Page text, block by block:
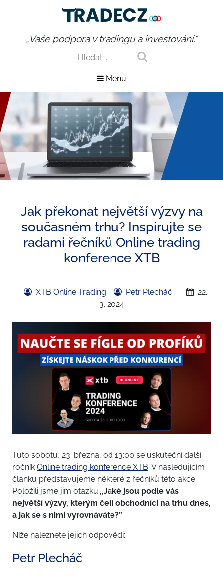
„Vaše podpora v tradingu a investování.“
Menu
Jak překonat největší výzvy na
současném trhu? Inspirujte se
radami řečníků Online trading
konference XTB
XTB Online Trading Petr Plecháč
22.
3. 2024
Tuto sobotu, 23. března, od 13:00 se uskuteční další
ročník Online trading konference XTB. V následujícím
článku představujeme některé z řečníků této akce.
Položili jsme jim otázku:,,Jaké jsou podle vás
největší výzvy, kterým čelí obchodníci na trhu dnes,
a jak se s nimi vyrovnáváte?”.
Níže naleznete jejich odpovědi:
Petr Plecháč